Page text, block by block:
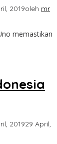
2019oleh mr
memastikan
201929 April,